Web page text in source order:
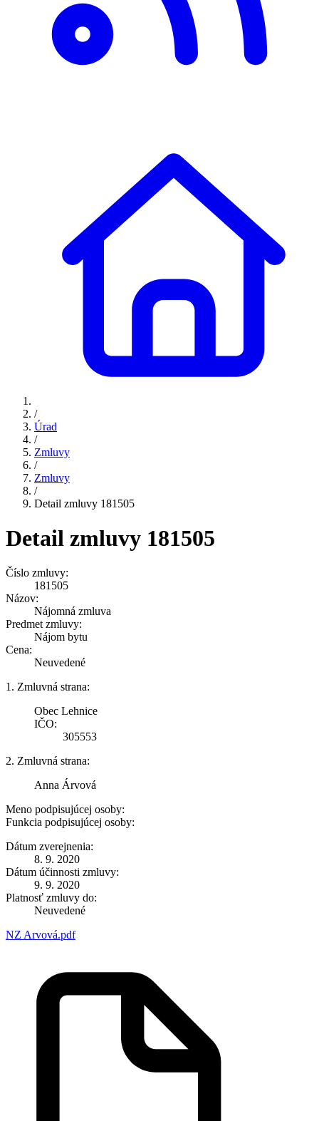
/
Úrad
/
Zmluvy
/
Zmluvy
/
Detail zmluvy 181505
Detail zmluvy 181505
Číslo zmluvy:
181505
Názov:
Nájomná zmluva
Predmet zmluvy:
Nájom bytu
Cena:
Neuvedené
1. Zmluvná strana:
Obec Lehnice
IČO:
305553
2. Zmluvná strana:
Anna Árvová
Meno podpisujúcej osoby:
Funkcia podpisujúcej osoby:
Dátum zverejnenia:
8. 9. 2020
Dátum účinnosti zmluvy:
9. 9. 2020
Platnosť zmluvy do:
Neuvedené
NZ Arvová.pdf